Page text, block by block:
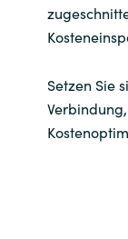
Setzen Sie